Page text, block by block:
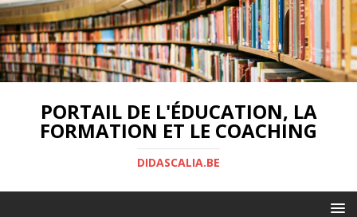
PORTAIL DE L'ÉDUCATION, LA
FORMATION ET LE COACHING
DIDASCALIA.BE